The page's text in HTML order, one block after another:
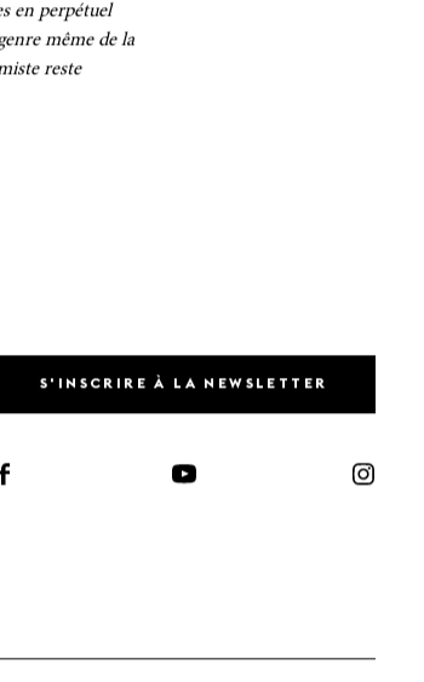
en perpétuel
même de la
reste
S'INSCRIRE À LA NEWSLETTER